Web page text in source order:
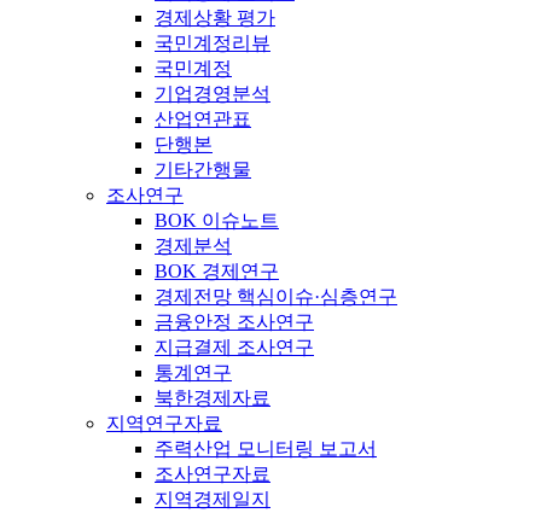
경제상황 평가
국민계정리뷰
국민계정
기업경영분석
산업연관표
단행본
기타간행물
조사연구
BOK 이슈노트
경제분석
BOK 경제연구
경제전망 핵심이슈·심층연구
금융안정 조사연구
지급결제 조사연구
통계연구
북한경제자료
지역연구자료
주력산업 모니터링 보고서
조사연구자료
지역경제일지